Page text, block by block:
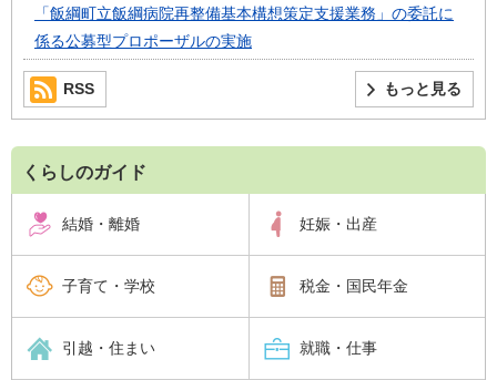
「飯綱町立飯綱病院再整備基本構想策定支援業務」の委託に
係る公募型プロポーザルの実施
もっと見る
RSS
くらしのガイド
結婚・離婚 妊娠・出産
子育て・学校 税金・国民年金
引越・住まい 就職・仕事